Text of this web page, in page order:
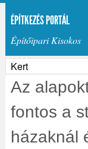
ÉPÍTKEZÉS PORTÁL
Építőipari Kisokos
Az
fontos a
házaknál